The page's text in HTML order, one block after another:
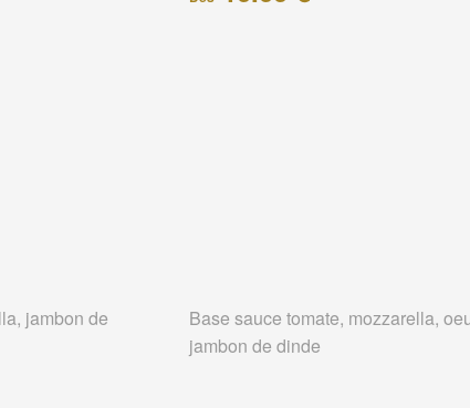
jambon de
Base sauce tomate, mozzarella,
jambon de dinde